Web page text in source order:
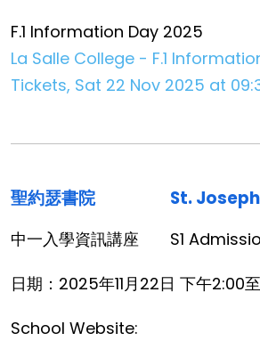
F.1 Information Day 2025
La Salle College - F.1
Tickets, Sat 22 Nov 2025 at
聖約瑟書院 St.
中一入學資訊講座
S1
日期：2025年11月22日 下午2:00
School Website: